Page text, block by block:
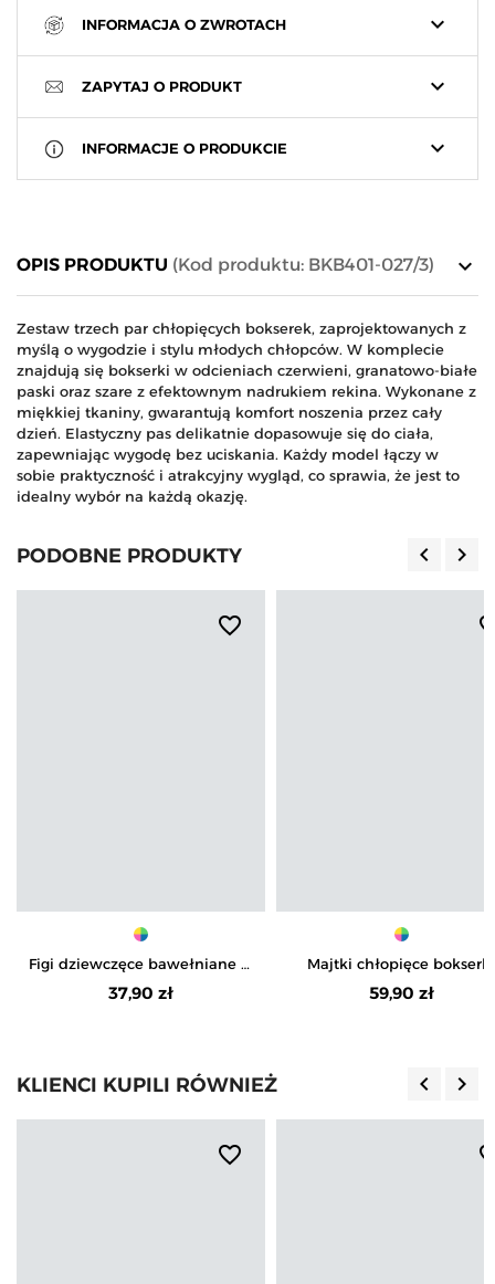
keyboard_arrow_down
INFORMACJA O ZWROTACH
keyboard_arrow_down
ZAPYTAJ O PRODUKT
keyboard_arrow_down
INFORMACJE O PRODUKCIE
keyboard_arrow_down
OPIS PRODUKTU (Kod produktu: BKB401-027/3)
Zestaw trzech par chłopięcych bokserek, zaprojektowanych z
myślą o wygodzie i stylu młodych chłopców. W komplecie
znajdują się bokserki w odcieniach czerwieni, granatowo-białe
paski oraz szare z efektownym nadrukiem rekina. Wykonane z
miękkiej tkaniny, gwarantują komfort noszenia przez cały
dzień. Elastyczny pas delikatnie dopasowuje się do ciała,
zapewniając wygodę bez uciskania. Każdy model łączy w
sobie praktyczność i atrakcyjny wygląd, co sprawia, że jest to
idealny wybór na każdą okazję.
PODOBNE PRODUKTY keyboard_arrow_left keyboard_arrow_right
favorite_border
Figi dziewczęce bawełniane w
delikatne wzory 4-pak
37,90 zł
Majtki chłopięce bokserki
bawełniane gładkie i w
4-pak
59,90 zł
KLIENCI KUPILI RÓWNIEŻ keyboard_arrow_left keyboard_arrow_right
favorite_border